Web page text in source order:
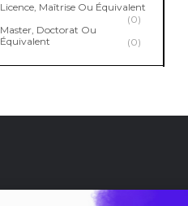
Licence, Maîtrise Ou Équivalent
(0)
Master, Doctorat Ou
Équivalent
(0)